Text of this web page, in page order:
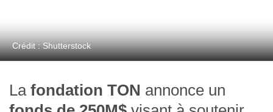
Crédit : Shutterstock
La fondation TON annonce un